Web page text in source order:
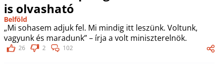
is olvasható
Belföld
„Mi sohasem adjuk fel. Mi mindig itt leszünk. Voltunk,
vagyunk és maradunk” – írja a volt miniszterelnök.
26 2 102